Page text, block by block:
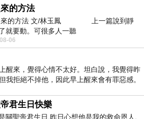
的方法
來的方法 文/林玉鳳 上一篇說到靜
就要動。可很多人一聽
06
醒來，覺得心情不太好。坦白說，我覺得昨
我拒絕不掉他，因此早上醒來會有罪惡感。
君生日快樂
關聖帝君生日.昨日心想他是我的救命恩人.